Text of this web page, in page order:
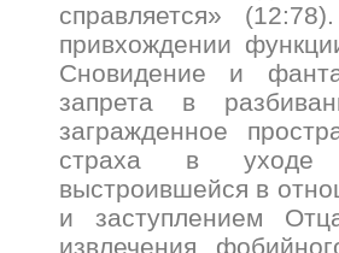
справляется»
привхождении
Сновидение и
запрета в
загражденное
страха в уходе
выстроившейся в
и заступлением
извлечения